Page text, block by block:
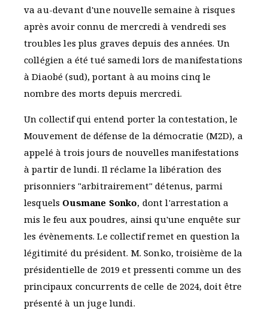
va au-devant d'une nouvelle semaine à risques
après avoir connu de mercredi à vendredi ses
troubles les plus graves depuis des années. Un
collégien a été tué samedi lors de manifestations
à Diaobé (sud), portant à au moins cinq le
nombre des morts depuis mercredi.
Un collectif qui entend porter la contestation, le
Mouvement de défense de la démocratie (M2D), a
appelé à trois jours de nouvelles manifestations
à partir de lundi. Il réclame la libération des
prisonniers "arbitrairement" détenus, parmi
lesquels Ousmane Sonko, dont l'arrestation a
mis le feu aux poudres, ainsi qu'une enquête sur
les évènements. Le collectif remet en question la
légitimité du président. M. Sonko, troisième de la
présidentielle de 2019 et pressenti comme un des
principaux concurrents de celle de 2024, doit être
présenté à un juge lundi.